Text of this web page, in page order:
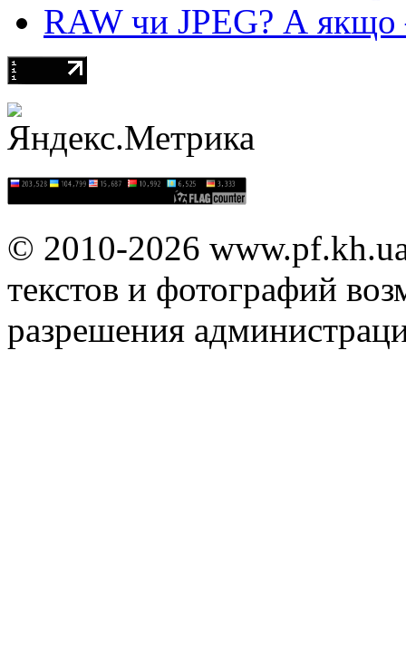
RAW чи JPEG? А якщо
© 2010-2026
текстов и фотографий
разрешения